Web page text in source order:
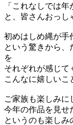
「これなしでは年
と、皆さんおっし
初めはしめ縄が手
という驚きから、
を
それぞれが感じて
こんなに嬉しいこ
ご家族も楽しみに
今年の作品を見せ
というのも楽し